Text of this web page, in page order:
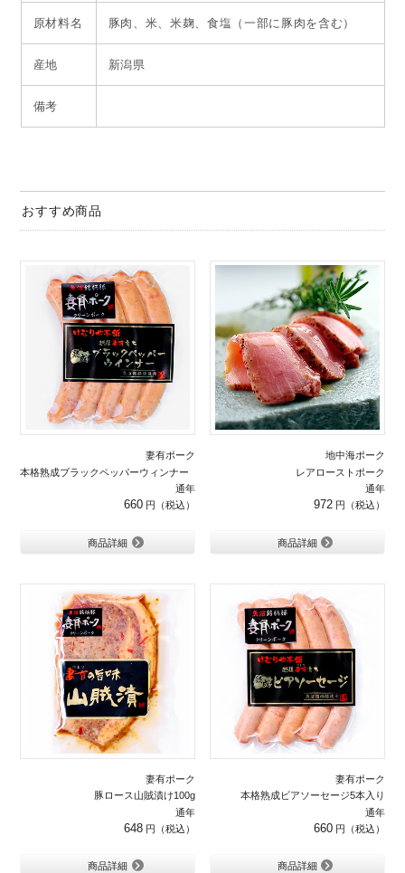
原材料名 豚肉、米、米麹、食塩（一部に豚肉を含む）
産地 新潟県
備考
おすすめ商品
妻有ポーク
本格熟成ブラックペッパーウィンナー 5本入り
通年
660
商品詳細
地中海ポーク
レアローストポーク
通年
972
商品詳細
妻有ポーク
豚ロース山賊漬け100g
通年
648
商品詳細
妻有ポーク
本格熟成ビアソーセージ5本入り
通年
660
商品詳細